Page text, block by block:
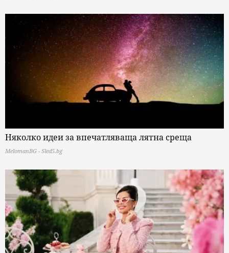
Няколко идеи за впечатляваща лятна среща
MelomanBG - Sled5.bg